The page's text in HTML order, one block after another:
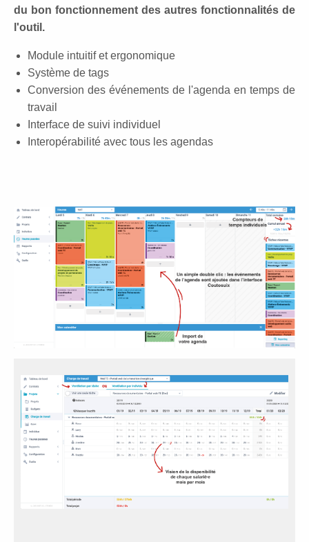
du bon fonctionnement des autres fonctionnalités de
l'outil.
Module intuitif et ergonomique
Système de tags
Conversion des événements de l'agenda en temps de
travail
Interface de suivi individuel
Interopérabilité avec tous les agendas